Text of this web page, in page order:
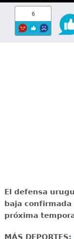
6
El defensa
baja
próxima
MÁS DEPORTES: